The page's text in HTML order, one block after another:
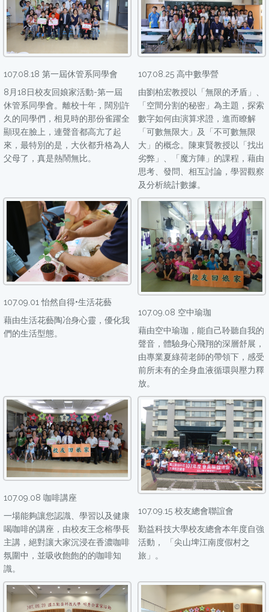
107.08.18 第一屆休管系同學會
8月18日校友回娘家活動-第一屆
休管系同學會。離校十年，闊別許
久的同學們，相見時的那份雀躍全
顯現在臉上，連聲音都高亢了起
來，最特別的是，大伙都升格為人
父母了，真是熱鬧無比。
107.08.25 高中數學營
由劉柏宏教授以「無限的矛盾」、
「空間分割的秘密」為主題，探索
數字如何由演算求證，進而瞭解
「可數無限大」及「不可數無限
大」的概念。陳東賢教授以「找出
劣弊」、「魔方陣」的課程，藉由
思考、發問、相互討論，學習觀察
及分析統計數據。
107.09.01 怡然自得•生活花藝
藉由生活花藝陶冶身心靈，優化我
們的生活型態。
107.09.08 空中瑜珈
藉由空中瑜珈，能自己聆聽自我的
聲音，體驗身心飛翔的深層舒展，
由專業夏綠荷老師的帶領下，感受
前所未有的全身血液循環與壓力釋
放。
107.09.08 咖啡講座
一場能夠讓您認識、學習以及健康
喝咖啡的講座，由校友王念榕學長
主講，絕對讓大家沉浸在香濃咖啡
氛圍中，並吸收飽飽的的咖啡知
識。
107.09.15 校友總會聯誼會
勤益科技大學校友總會本年度自強
活動， 「尖山埤江南度假村之
旅」。